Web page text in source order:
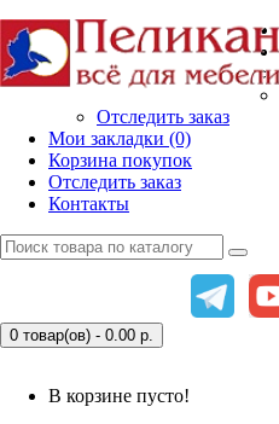
Отследить заказ
Мои закладки (0)
Корзина покупок
Отследить заказ
Контакты
0 товар(ов) - 0.00 р.
В корзине пусто!